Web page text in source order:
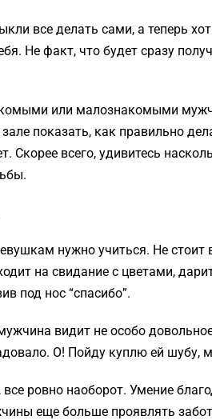
все делать сами, а теперь
Не факт, что будет сразу
или малознакомыми
показать, как правильно
Скорее всего, удивитесь
нужно учиться. Не
на свидание с цветами,
под нос “спасибо”.
видит не особо
О! Пойду куплю ей шубу,
все ровно наоборот. Умение
еще больше проявлять